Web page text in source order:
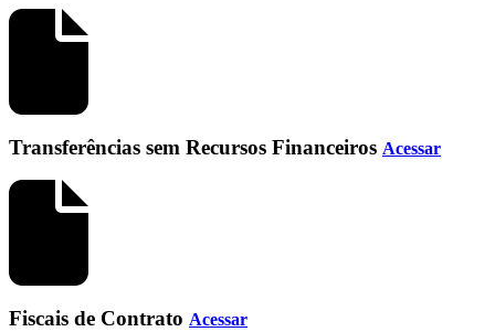
Transferências sem Recursos Financeiros Acessar
Fiscais de Contrato Acessar